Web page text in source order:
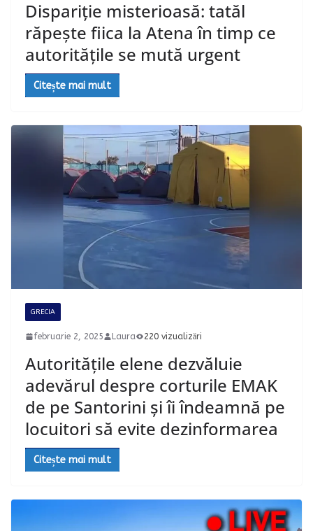
Dispariție misterioasă: tatăl
răpește fiica la Atena în timp ce
autoritățile se mută urgent
Citește mai mult
GRECIA
februarie 2, 2025 Laura 220 vizualizări
Autoritățile elene dezvăluie
adevărul despre corturile EMAK
de pe Santorini și îi îndeamnă pe
locuitori să evite dezinformarea
Citește mai mult